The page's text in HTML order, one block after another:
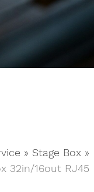
» Stage Box »
32in/16out RJ45